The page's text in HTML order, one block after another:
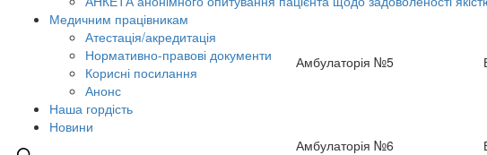
Медичним працівникам
Атестація/акредитація
Нормативно-правові документи
Корисні посилання
Анонс
Наша гордість
Новини
Амбулаторія №5
Амбулаторія №6